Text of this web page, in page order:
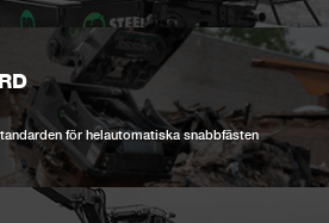
för helautomatiska snabbfästen